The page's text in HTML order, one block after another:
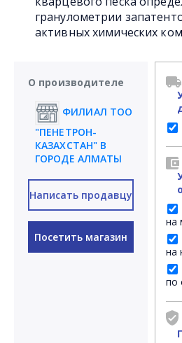
гранулометрии
активных химических
О производителе
ФИЛИАЛ ТОО
"ПЕНЕТРОН-
КАЗАХСТАН" В
ГОРОДЕ АЛМАТЫ
Написать продавцу
Посетить магазин
на
на
по